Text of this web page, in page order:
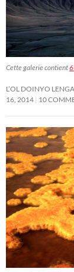
Cette galerie contient
L’OL DOINYO
16, 2014 10